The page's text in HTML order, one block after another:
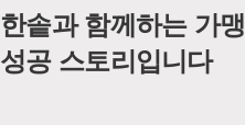
한솥과 함께하는 가
성공 스토리입니다